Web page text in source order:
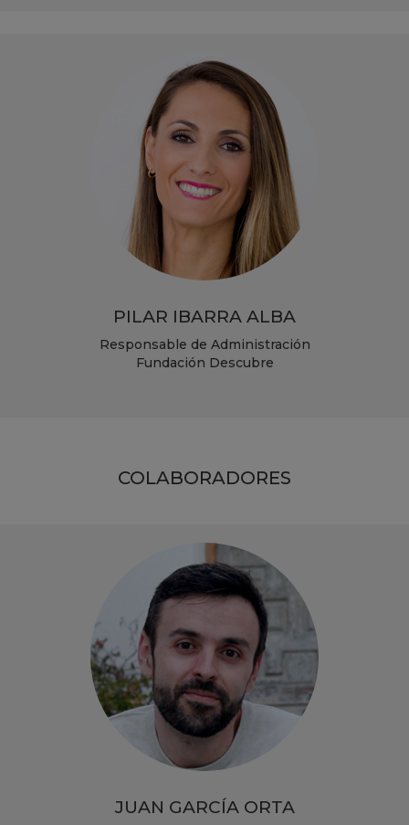
PILAR IBARRA ALBA
Responsable de Administración
Fundación Descubre
COLABORADORES
JUAN GARCÍA ORTA